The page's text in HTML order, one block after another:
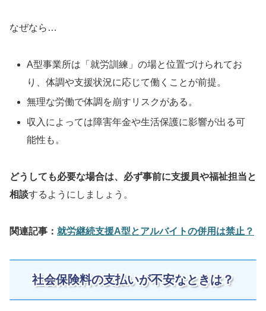
なぜなら…
A型事業所は「就労訓練」の場と位置づけられてお
り、体調や支援状況に応じて働くことが前提。
無理な労働で体調を崩すリスクがある。
収入によっては障害年金や生活保護に影響が出る可
能性も。
どうしても必要な場合は、必ず事前に支援員や福祉担当と
相談するようにしましょう。
関連記事： 就労継続支援A型とアルバイトの併用は禁止？
社会保険料の支払いが不安なときは？